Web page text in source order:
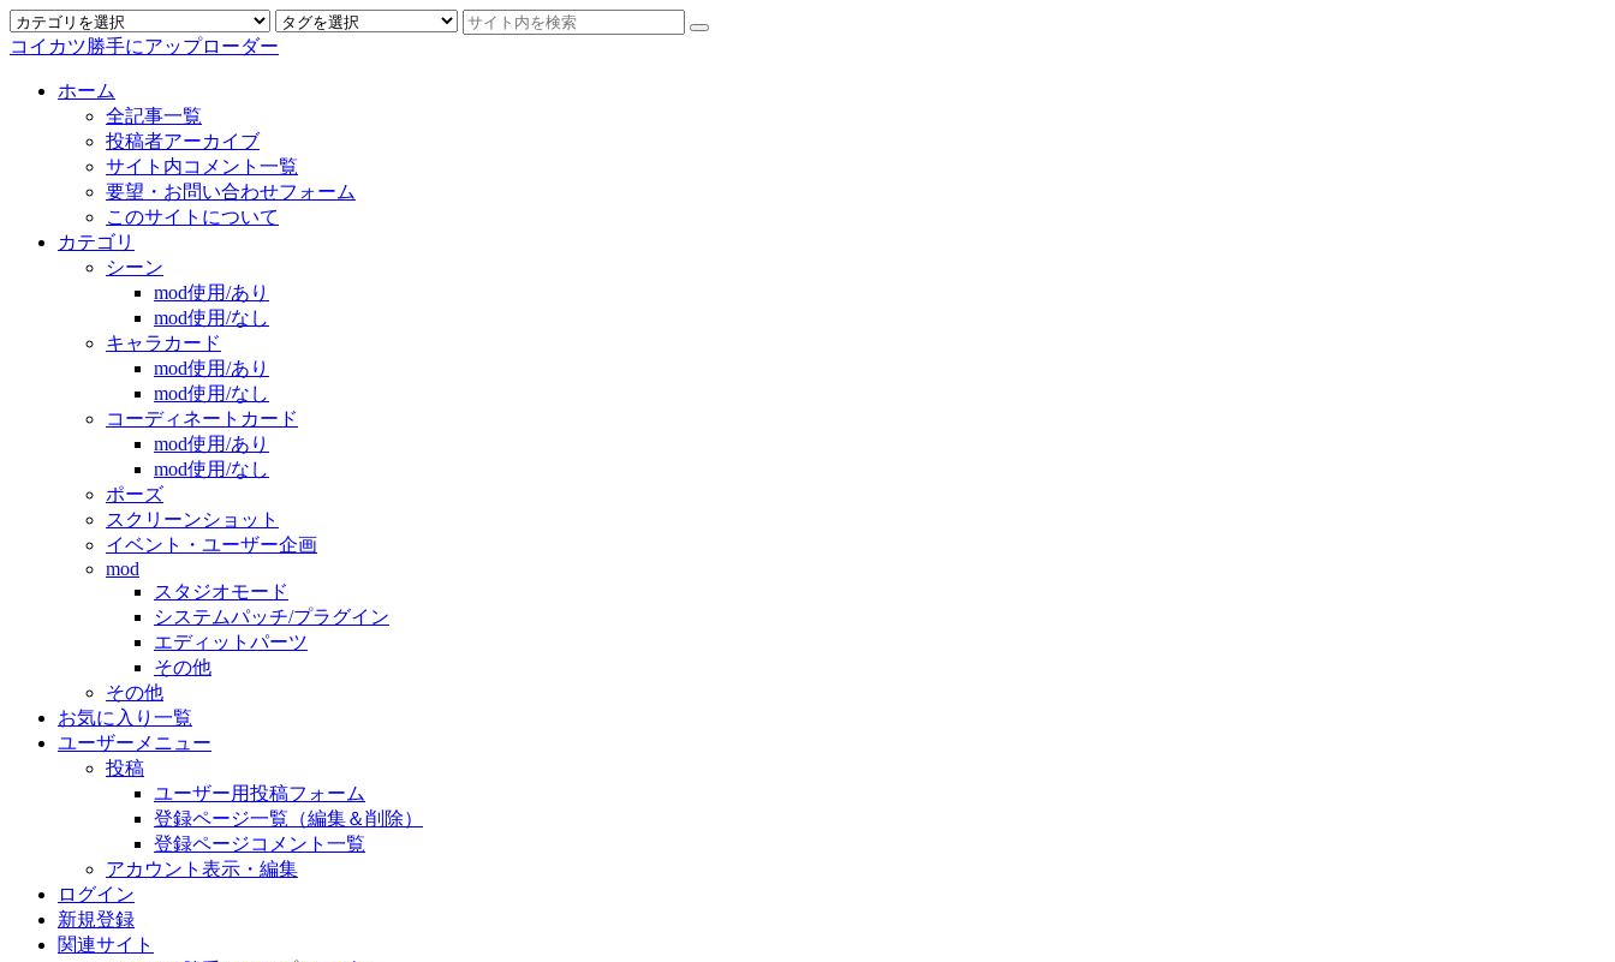
コイカツ勝手にアップローダー
ホーム
全記事一覧
投稿者アーカイブ
サイト内コメント一覧
要望・お問い合わせフォーム
このサイトについて
カテゴリ
シーン
mod使用/あり
mod使用/なし
キャラカード
mod使用/あり
mod使用/なし
コーディネートカード
mod使用/あり
mod使用/なし
ポーズ
スクリーンショット
イベント・ユーザー企画
mod
スタジオモード
システムパッチ/プラグイン
エディットパーツ
その他
その他
お気に入り一覧
ユーザーメニュー
投稿
ユーザー用投稿フォーム
登録ページ一覧（編集＆削除）
登録ページコメント一覧
アカウント表示・編集
ログイン
新規登録
関連サイト